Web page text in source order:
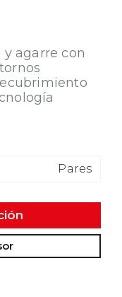
agarre con
Pares